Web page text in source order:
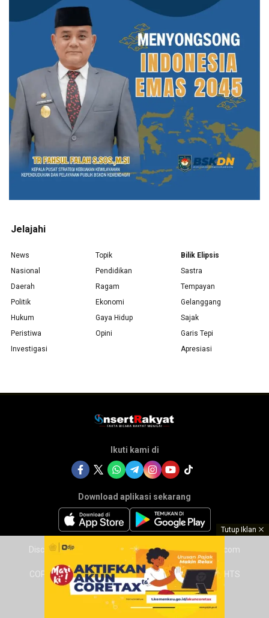
Jelajahi
News
Nasional
Daerah
Politik
Hukum
Peristiwa
Investigasi
Topik
Pendidikan
Ragam
Ekonomi
Gaya Hidup
Opini
Bilik Elipsis
Sastra
Tempayan
Gelanggang
Sajak
Garis Tepi
Apresiasi
Ikuti kami di
Download aplikasi sekarang
Disclaimer Tentang Kami Redaksi Insertrakyat.com
COPYRIGHT © 2025 INSERTRAKYAT.COM – ALL RIGHTS
RESERVED
Tutup Iklan